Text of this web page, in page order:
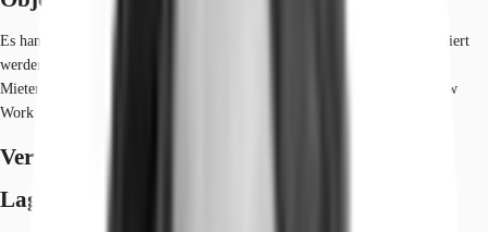
Es handelt sich um helle und ansprechende Flächen, die umfangreich saniert
werden. Im 3.OG befinden sich mehrere Einzelbüros, Ausbau nach
Mieterwunsch und in Absprache möglich. Die Fläche im 4.OG ist als New
Work Fläche (Großraum) konzipiert.
Verfügbare Fläche
Lage und Verkehrsanbindung